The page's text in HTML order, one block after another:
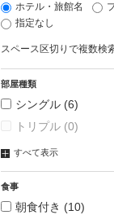
ホテル・旅館名
指定なし
スペース区切りで複数検
部屋種類
シングル (6)
トリプル (0)
すべて表示
食事
朝食付き (10)